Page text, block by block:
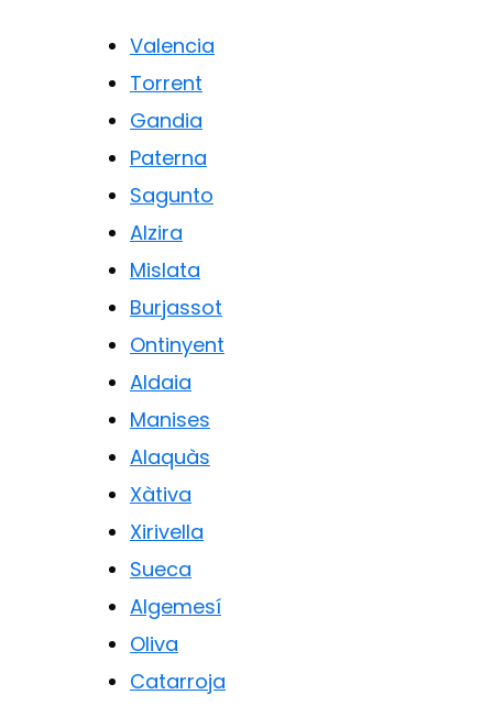
Valencia
Torrent
Gandia
Paterna
Sagunto
Alzira
Mislata
Burjassot
Ontinyent
Aldaia
Manises
Alaquàs
Xàtiva
Xirivella
Sueca
Algemesí
Oliva
Catarroja